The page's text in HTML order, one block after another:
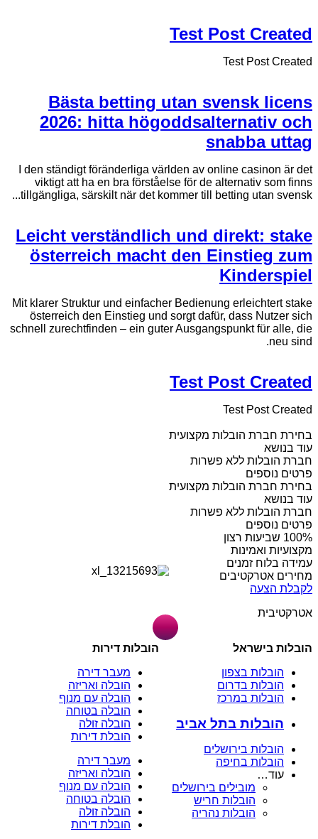
Test Post Created
Test Post Created
Bästa betting utan svensk licens
2026: hitta högoddsalternativ och
snabba uttag
I den ständigt föränderliga världen av online casinon är det
viktigt att ha en bra förståelse för de alternativ som finns
tillgängliga, särskilt när det kommer till betting utan svensk...
Leicht verständlich und direkt: stake
österreich macht den Einstieg zum
Kinderspiel
Mit klarer Struktur und einfacher Bedienung erleichtert stake
österreich den Einstieg und sorgt dafür, dass Nutzer sich
schnell zurechtfinden – ein guter Ausgangspunkt für alle, die
neu sind.
Test Post Created
Test Post Created
בחירת חברת הובלות מקצועית
עוד בנושא
חברת הובלות ללא פשרות
פרטים נוספים
בחירת חברת הובלות מקצועית
עוד בנושא
חברת הובלות ללא פשרות
פרטים נוספים
מקצועיות ואמינות
עמידה בלוח זמנים
מחירים אטרקטיבים
לקבלת הצעה
אטרקטיבית
הובלות בישראל
הובלות בצפון
הובלות בדרום
הובלות במרכז
הובלות בתל אביב
הובלות בירושלים
הובלות בחיפה
עוד…
מובילים בירושלים
הובלות חריש
הובלות נהריה
הובלות דירות
מעבר דירה
הובלה ואריזה
הובלה עם מנוף
הובלה בטוחה
הובלה זולה
הובלת דירות
מעבר דירה
הובלה ואריזה
הובלה עם מנוף
הובלה בטוחה
הובלה זולה
הובלת דירות